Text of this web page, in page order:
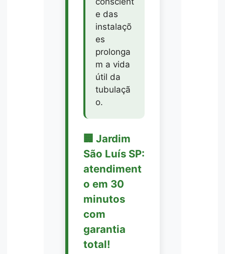
e das
instalaçõ
es
prolonga
m a vida
útil da
tubulaçã
o.
🏢 Jardim
São Luís SP:
atendiment
o em 30
minutos
com
garantia
total!